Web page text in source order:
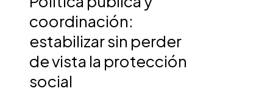
coordinación:
estabilizar sin perder
de vista la protección
social